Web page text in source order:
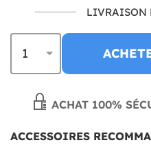
LIVRAISON
ACHAT 100%
ACCESSOIRES